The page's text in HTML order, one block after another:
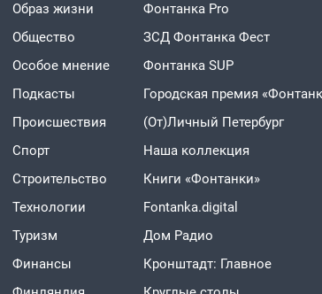
Образ жизни
Общество
Особое мнение
Подкасты
Проиcшествия
Спорт
Строительство
Технологии
Туризм
Финансы
Фонтанка Pro
ЗСД Фонтанка Фест
Фонтанка SUP
Городская премия
(От)Личный Петербург
Наша коллекция
Книги «Фонтанки»
Fontanka.digital
Дом Радио
Кронштадт: Главное